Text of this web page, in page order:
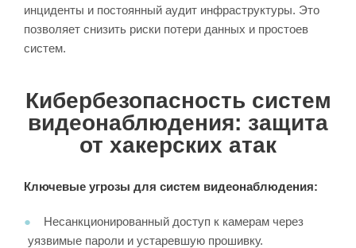
инциденты и постоянный аудит инфраструктуры. Это
позволяет снизить риски потери данных и простоев
систем.
Кибербезопасность систем
видеонаблюдения: защита
от хакерских атак
Ключевые угрозы для систем видеонаблюдения:
Несанкционированный доступ к камерам через
уязвимые пароли и устаревшую прошивку.